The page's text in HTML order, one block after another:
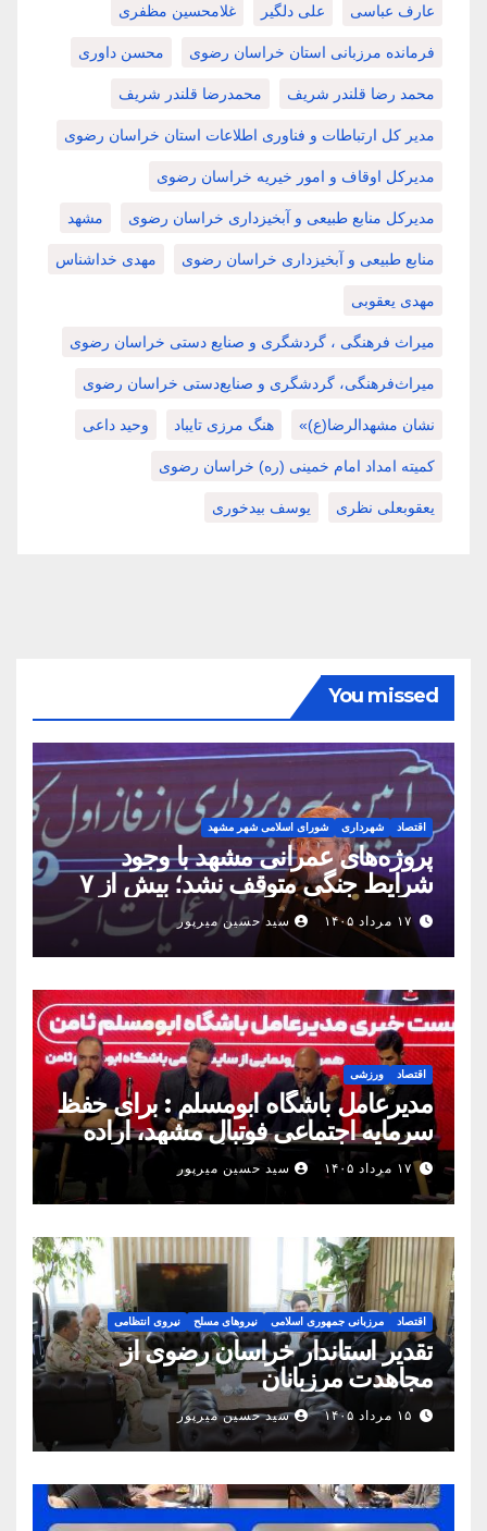
عارف عباسی علی دلگیر غلامحسین مظفری
فرمانده مرزبانی استان خراسان رضوی محسن داوری
محمد رضا قلندر شریف محمدرضا قلندر شریف
مدیر کل ارتباطات و فناوری اطلاعات استان خراسان رضوی
مدیرکل اوقاف و امور خیریه خراسان رضوی
مدیرکل منابع طبیعی و آبخیزداری خراسان رضوی مشهد
منابع طبیعی و آبخیزداری خراسان رضوی مهدی خداشناس
مهدی یعقوبی
میراث فرهنگی ، گردشگری و صنایع دستی خراسان رضوی
میراث‌فرهنگی، گردشگری و صنایع‌دستی خراسان رضوی
نشان مشهدالرضا(ع)» هنگ مرزی تایباد وحید داعی
کمیته امداد امام خمینی (ره) خراسان رضوی
یعقوبعلی نظری یوسف بیدخوری
You missed
اقتصاد شهرداری شورای اسلامی شهر مشهد
پروژه‌های عمرانی مشهد با وجود
شرایط جنگی متوقف نشد؛ بیش از ۷
همت پروژه در ۱۶۰ روز به بهره‌برداری
رسید
۱۷ مرداد ۱۴۰۵ سید حسین میرپور
اقتصاد ورزشی
مدیرعامل باشگاه ابومسلم : برای حفظ
سرمایه اجتماعی فوتبال مشهد، اراده
مشترک استان شکل بگیرد
۱۷ مرداد ۱۴۰۵ سید حسین میرپور
اقتصاد مرزبانی جمهوری اسلامی نیروهای مسلح نیروی انتظامی
تقدیر استاندار خراسان رضوی از
مجاهدت مرزبانان
۱۵ مرداد ۱۴۰۵ سید حسین میرپور